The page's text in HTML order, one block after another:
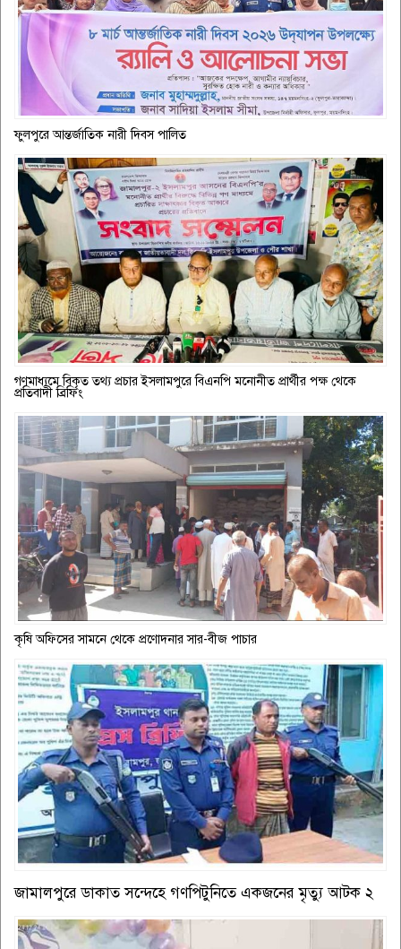
ফুলপুরে আন্তর্জাতিক নারী দিবস পালিত
গণমাধ্যমে বিকৃত তথ্য প্রচার ইসলামপুরে বিএনপি মনোনীত প্রার্থীর পক্ষ থেকে
প্রতিবাদী ব্রিফিং
কৃষি অফিসের সামনে থেকে প্রণোদনার সার-বীজ পাচার
জামালপুরে ডাকাত সন্দেহে গণপিটুনিতে একজনের মৃত্যু আটক ২